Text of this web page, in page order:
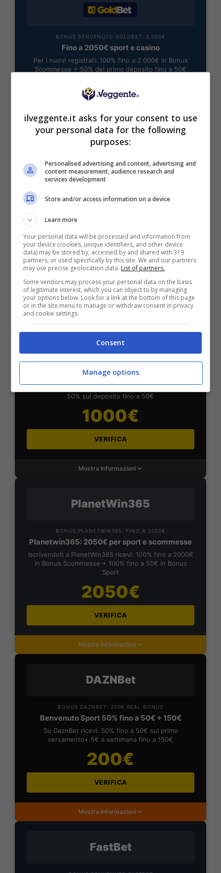
BONUS BENVENUTO GOLDBET: 2.050€
Fino a 2050€ sport e casino
Per i nuovi registrati: 100% fino a 2.000€ in Bonus
Scommesse + 50% del primo deposito fino a 50€
2050€
Mostra Informazioni
Per i nuovi utenti della piattaforma: 100% fino a 50€ in
Bonus Scommesse + 100% fino a 2000€ in Bonus
Sport
2050€
VERIFICA
Mostra Informazioni
SNAI
Bonus Benvenuto Sport: fino a 1.000€
50% sul deposito fino a 50€
1000€
VERIFICA
Mostra Informazioni
PlanetWin365
BONUS PLANETWIN365: FINO A 2050€
Planetwin365: 2050€ per sport e scommesse
Iscrivendoti a PlanetWin365 ricevi: 100% fino a 2000€
in Bonus Scommesse + 100% fino a 50€ in Bonus
Sport
2050€
VERIFICA
Mostra Informazioni
DAZNBet
BONUS DAZNBET: 200€ REAL BONUS
Benvenuto Sport 50% fino a 50€ + 150€
Su DaznBet ricevi: 50% fino a 50€ sul primo
versamento+ 5€ a settimana fino a 150€
200€
VERIFICA
Mostra Informazioni
FastBet
ilveggente.it asks for your consent to use
your personal data for the following
purposes:
Personalised advertising and content, advertising and
content measurement, audience research and
services development
Store and/or access information on a device
Learn more
Your personal data will be processed and information from
your device (cookies, unique identifiers, and other device
data) may be stored by, accessed by and shared with 319
partners, or used specifically by this site. We and our partners
may use precise geolocation data. List of partners.
Some vendors may process your personal data on the basis
of legitimate interest, which you can object to by managing
your options below. Look for a link at the bottom of this page
or in the site menu to manage or withdraw consent in privacy
and cookie settings.
Consent
Manage options